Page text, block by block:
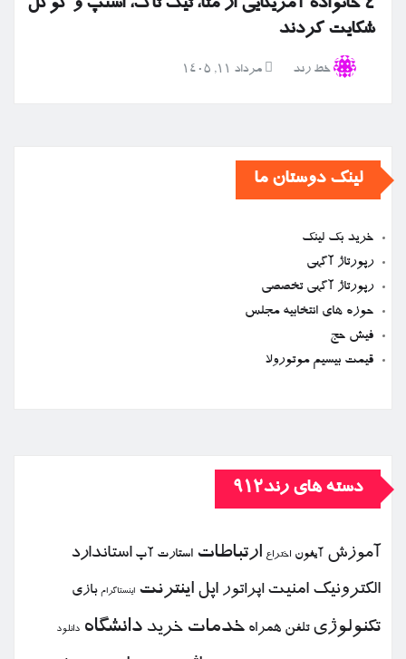
۴ خانواده آمریکایی از متا، تیک تاک، اسنپ و گوگل
شکایت کردند
خط رند مرداد ۱۱, ۱۴۰۵
لینک دوستان ما
خرید بک لینک
رپورتاژ آگهی
رپورتاژ آگهی تخصصی
حوزه های انتخابیه مجلس
فیش حج
قیمت بیسیم موتورولا
دسته های رند912
آموزش آیفون اختراع ارتباطات استارت آپ استاندارد
الكترونیك امنیت اپراتور اپل اینترنت اینستاگرام بازی
تكنولوژی تلفن همراه خدمات خرید دانشگاه دانلود